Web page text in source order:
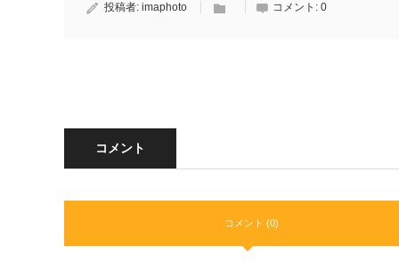
投稿者: imaphoto コメント: 0
コメント
コメント (0)